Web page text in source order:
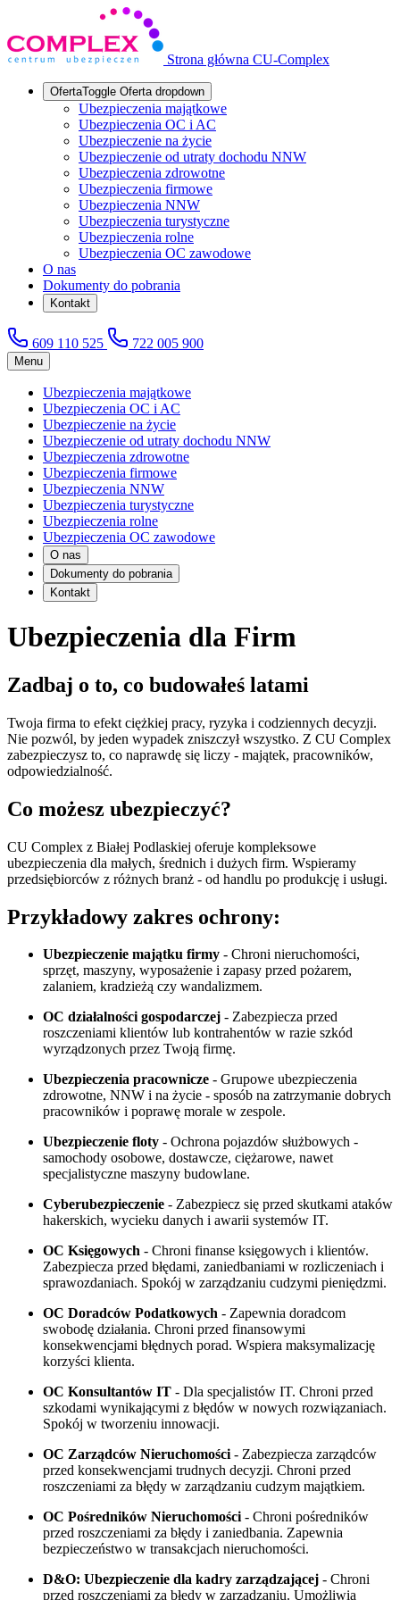
Strona główna CU-Complex
OfertaToggle Oferta dropdown
Ubezpieczenia majątkowe
Ubezpieczenia OC i AC
Ubezpieczenie na życie
Ubezpieczenie od utraty dochodu NNW
Ubezpieczenia zdrowotne
Ubezpieczenia firmowe
Ubezpieczenia NNW
Ubezpieczenia turystyczne
Ubezpieczenia rolne
Ubezpieczenia OC zawodowe
O nas
Dokumenty do pobrania
Kontakt
609 110 525 722 005 900
Menu
Ubezpieczenia majątkowe
Ubezpieczenia OC i AC
Ubezpieczenie na życie
Ubezpieczenie od utraty dochodu NNW
Ubezpieczenia zdrowotne
Ubezpieczenia firmowe
Ubezpieczenia NNW
Ubezpieczenia turystyczne
Ubezpieczenia rolne
Ubezpieczenia OC zawodowe
O nas
Dokumenty do pobrania
Kontakt
Ubezpieczenia dla Firm
Zadbaj o to, co budowałeś latami
Twoja firma to efekt ciężkiej pracy, ryzyka i codziennych decyzji.
Nie pozwól, by jeden wypadek zniszczył wszystko. Z CU Complex
zabezpieczysz to, co naprawdę się liczy - majątek, pracowników,
odpowiedzialność.
Co możesz ubezpieczyć?
CU Complex z Białej Podlaskiej oferuje kompleksowe
ubezpieczenia dla małych, średnich i dużych firm. Wspieramy
przedsiębiorców z różnych branż - od handlu po produkcję i usługi.
Przykładowy zakres ochrony:
Ubezpieczenie majątku firmy - Chroni nieruchomości,
sprzęt, maszyny, wyposażenie i zapasy przed pożarem,
zalaniem, kradzieżą czy wandalizmem.
OC działalności gospodarczej - Zabezpiecza przed
roszczeniami klientów lub kontrahentów w razie szkód
wyrządzonych przez Twoją firmę.
Ubezpieczenia pracownicze - Grupowe ubezpieczenia
zdrowotne, NNW i na życie - sposób na zatrzymanie dobrych
pracowników i poprawę morale w zespole.
Ubezpieczenie floty - Ochrona pojazdów służbowych -
samochody osobowe, dostawcze, ciężarowe, nawet
specjalistyczne maszyny budowlane.
Cyberubezpieczenie - Zabezpiecz się przed skutkami ataków
hakerskich, wycieku danych i awarii systemów IT.
OC Księgowych - Chroni finanse księgowych i klientów.
Zabezpiecza przed błędami, zaniedbaniami w rozliczeniach i
sprawozdaniach. Spokój w zarządzaniu cudzymi pieniędzmi.
OC Doradców Podatkowych - Zapewnia doradcom
swobodę działania. Chroni przed finansowymi
konsekwencjami błędnych porad. Wspiera maksymalizację
korzyści klienta.
OC Konsultantów IT - Dla specjalistów IT. Chroni przed
szkodami wynikającymi z błędów w nowych rozwiązaniach.
Spokój w tworzeniu innowacji.
OC Zarządców Nieruchomości- Zabezpiecza zarządców
przed konsekwencjami trudnych decyzji. Chroni przed
roszczeniami za błędy w zarządzaniu cudzym majątkiem.
OC Pośredników Nieruchomości- Chroni pośredników
przed roszczeniami za błędy i zaniedbania. Zapewnia
bezpieczeństwo w transakcjach nieruchomości.
D&O: Ubezpieczenie dla kadry zarządzającej - Chroni
przed roszczeniami za błędy w zarządzaniu. Umożliwia